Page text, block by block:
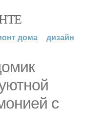
дома дизайн
с